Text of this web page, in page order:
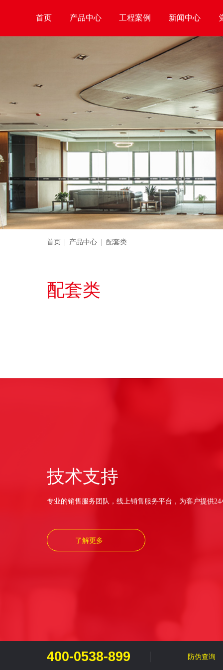
首页 产品中心 工程案例 新闻中心
首页 产品中心 配套类
配套类
技术支持
专业的销售服务团队，线上销售服务平台 ， 为客户提供
了解更多
400-0538-899 防伪查询